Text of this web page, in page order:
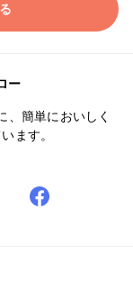
ー
、簡単においしく
ます。